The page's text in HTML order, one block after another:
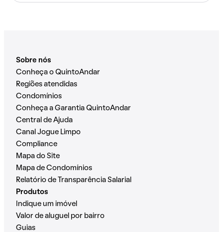
Sobre nós
Conheça o QuintoAndar
Regiões atendidas
Condomínios
Conheça a Garantia QuintoAndar
Central de Ajuda
Canal Jogue Limpo
Compliance
Mapa do Site
Mapa de Condomínios
Relatório de Transparência Salarial
Produtos
Indique um imóvel
Valor de aluguel por bairro
Guias